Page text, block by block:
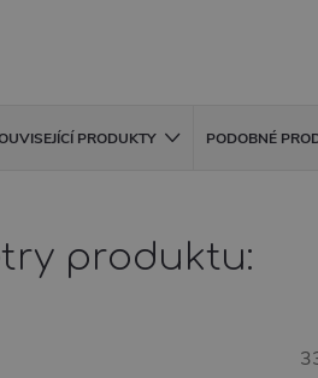
PRODUKTY PODOBNÉ
produktu: